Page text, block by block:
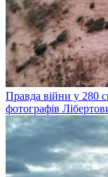
Правда війни у 280
фотографів